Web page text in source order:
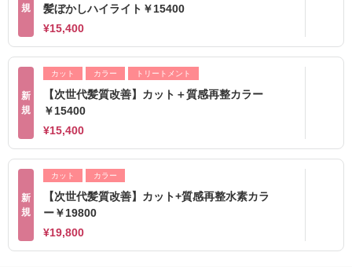
規
髪ぼかしハイライト￥15400
¥15,400
新
規
カット カラー トリートメント
【次世代髪質改善】カット＋質感再整カラー
￥15400
¥15,400
新
規
カット カラー
【次世代髪質改善】カット+質感再整水素カラ
ー￥19800
¥19,800